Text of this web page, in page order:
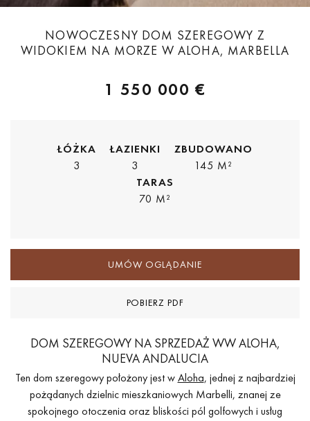
NOWOCZESNY DOM SZEREGOWY Z
WIDOKIEM NA MORZE W ALOHA, MARBELLA
1 550 000 €
ŁÓŻKA
3
ŁAZIENKI
3
ZBUDOWANO
145 M²
TARAS
70 M²
UMÓW OGLĄDANIE
POBIERZ PDF
DOM SZEREGOWY NA SPRZEDAŻ WW ALOHA,
NUEVA ANDALUCIA
Ten dom szeregowy położony jest wAloha, jednej z najbardziej
pożądanych dzielnic mieszkaniowych Marbelli, znanej ze
spokojnego otoczenia oraz bliskości pól golfowych i usług